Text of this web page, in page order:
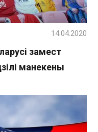
замест
манекены
14.04.2020